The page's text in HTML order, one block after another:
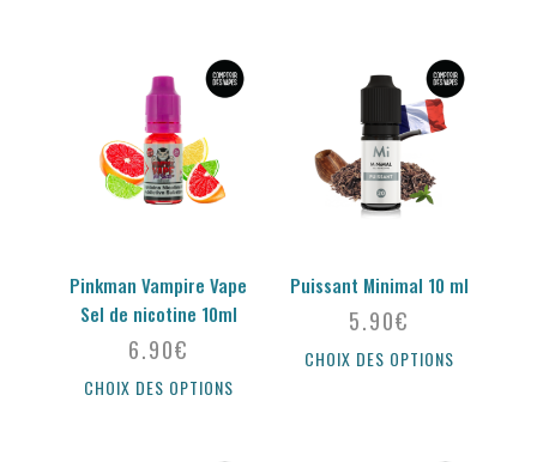
Pinkman Vampire Vape
Sel de nicotine 10ml
6.90€
CHOIX DES OPTIONS
Puissant Minimal 10 ml
5.90€
CHOIX DES OPTIONS